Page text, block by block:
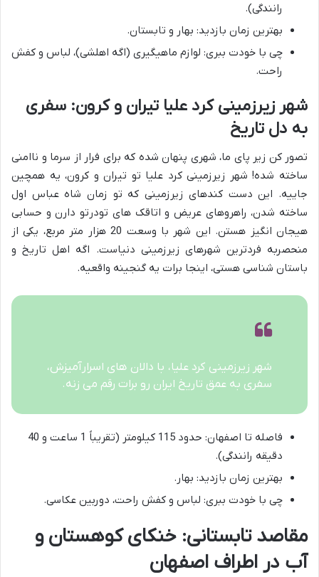
رانندگی).
بهترین زمان بازدید: بهار و تابستان.
چی با خودت ببری: لوازم ماهیگیری (اگه اهلشی)، لباس و کفش
راحت.
شهر زیرزمینی کرد علیا تیران و کرون: سفری
به دل تاریخ
تصور کن زیر پای ما، شهری پنهان شده که برای فرار از سرما و ناامنی
ساخته شده! شهر زیرزمینی کرد علیا تو تیران و کرون، یه همچین
جاییه. این دست کندهای زیرزمینی که تو زمان شاه عباس اول
ساخته شدن، راهروهای عریض و اتاقک های تودرتو دارن و حسابی
هیجان انگیز هستن. این شهر با وسعت 20 هزار متر مربع، یکی از
منحصربه فردترین شهرهای زیرزمینی دنیاست. اگه اهل تاریخ و
باستان شناسی هستی، اینجا برات یه گنجینه واقعیه.
شهر زیرزمینی کرد علیا، با دالان های اسرارآمیزش،
سفری به عمق تاریخ ایران رو برات رقم می زنه.
فاصله تا اصفهان: حدود 115 کیلومتر (تقریباً 1 ساعت و 40
دقیقه رانندگی).
بهترین زمان بازدید: بهار.
چی با خودت ببری: لباس و کفش راحت، دوربین عکاسی.
مقاصد تابستانی: خنکای کوهستان و
آب در اطراف اصفهان